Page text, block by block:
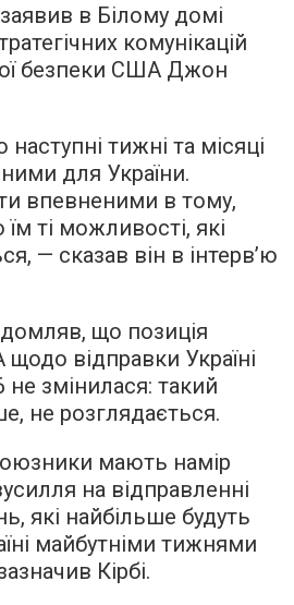
в Білому домі
комунікацій
безпеки США Джон
тижні та місяці
для України.
впевненими в тому,
ті можливості, які
— сказав він в інтерв’ю
що позиція
відправки Україні
не змінилася: такий
не розглядається.
мають намір
на відправленні
які найбільше будуть
майбутніми тижнями
Кірбі.